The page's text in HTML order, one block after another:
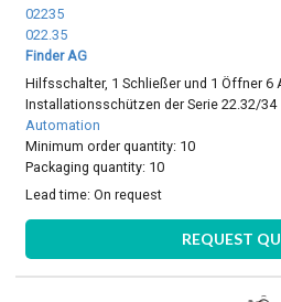
02235
022.35
Finder AG
Hilfsschalter, 1 Schließer und 1 Öffner 6
Installationsschützen der Serie 22.32/34
Automation
Minimum order quantity: 10
Packaging quantity: 10
Lead time:On request
REQUEST